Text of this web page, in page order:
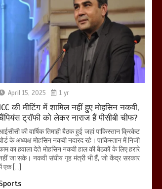
April 15, 2025 1 yr
ICC की मीटिंग में शामिल नहीं हुए मोहसिन नकवी,
ट्रॉफी को लेकर नाराज हैं पीसीबी चीफ?
की वार्षिक तिमाही बैठक हुई जहां पाकिस्तान क्रिकेट
के अध्यक्ष मोहसिन नकवी नदारद रहे। पाकिस्तान में निजी
का हवाला देते मोहसिन नकवी हाल की बैठकों के लिए हरारे
जा सके। नकवी संघीय गृह मंत्री भी हैं, जो केंद्र सरकार
एक […]